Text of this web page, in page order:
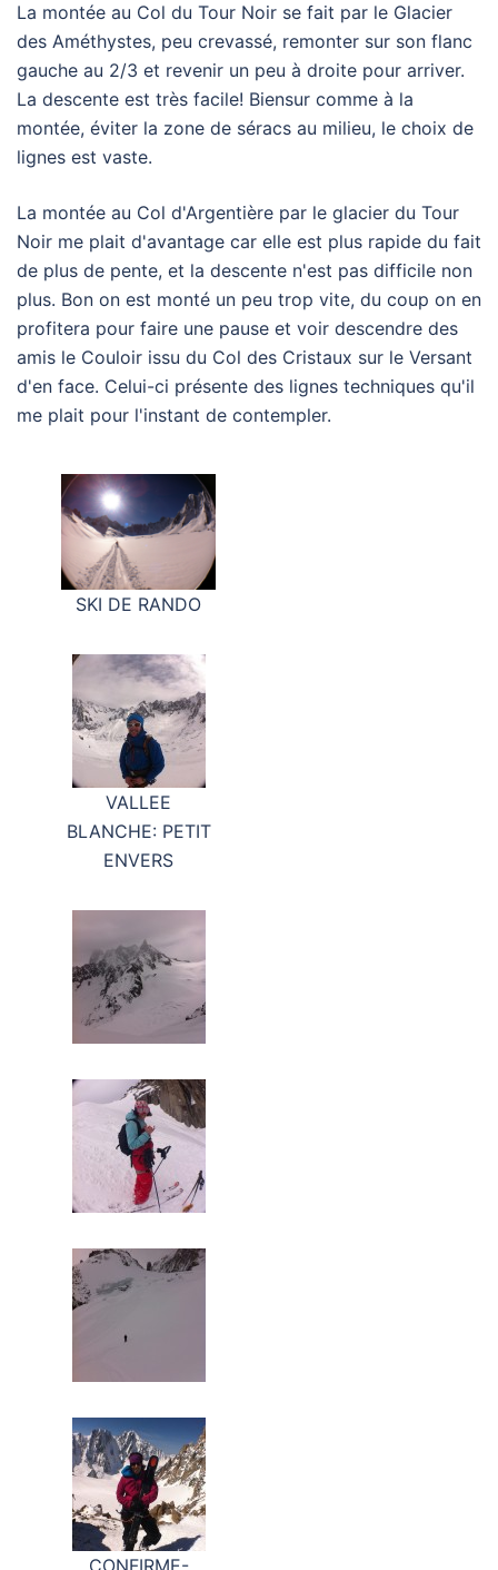
La montée au Col du Tour Noir se fait par le Glacier
des Améthystes, peu crevassé, remonter sur son flanc
gauche au 2/3 et revenir un peu à droite pour arriver.
La descente est très facile! Biensur comme à la
montée, éviter la zone de séracs au milieu, le choix de
lignes est vaste.
La montée au Col d'Argentière par le glacier du Tour
Noir me plait d'avantage car elle est plus rapide du fait
de plus de pente, et la descente n'est pas difficile non
plus. Bon on est monté un peu trop vite, du coup on en
profitera pour faire une pause et voir descendre des
amis le Couloir issu du Col des Cristaux sur le Versant
d'en face. Celui-ci présente des lignes techniques qu'il
me plait pour l'instant de contempler.
SKI DE RANDO
VALLEE
BLANCHE: PETIT
ENVERS